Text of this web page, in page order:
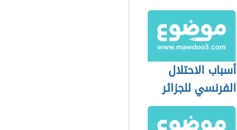
أسباب الاحتلال
الفرنسي للجزائر